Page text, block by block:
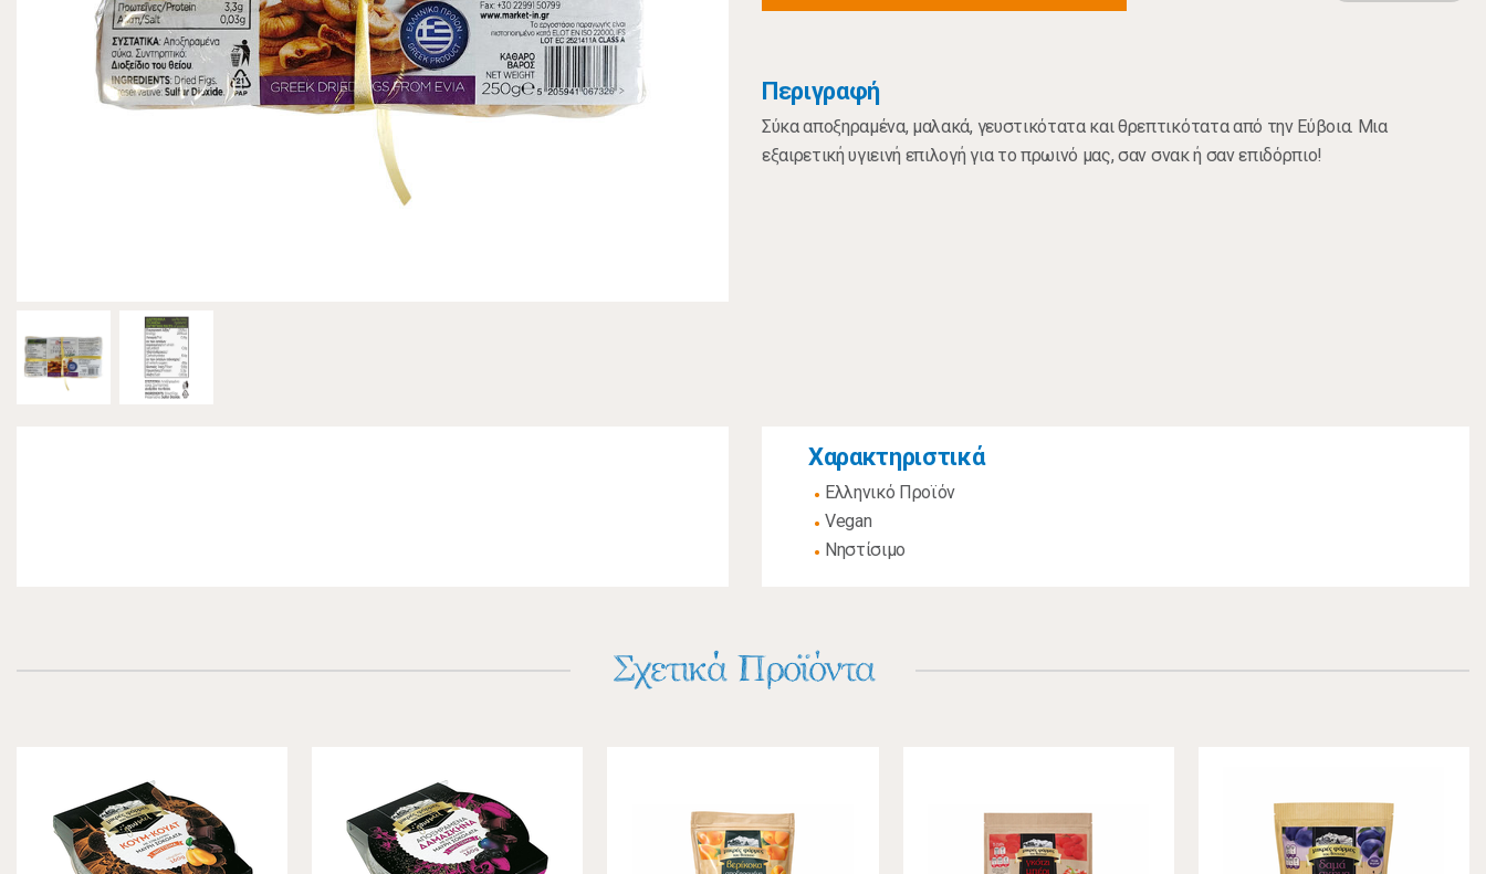
Περιγραφή
Σύκα αποξηραμένα, μαλακά, γευστικότατα και θρεπτικότατα από την Εύβοια. Μια
εξαιρετική υγιεινή επιλογή για το πρωινό μας, σαν σνακ ή σαν επιδόρπιο!
Χαρακτηριστικά
Ελληνικό Προϊόν
Vegan
Νηστίσιμο
Σχετικά Προϊόντα